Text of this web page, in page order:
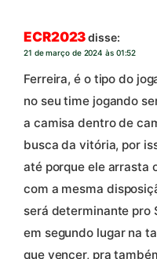
ECR2023disse:
21 de março de 2024 às 01:52
Ferreira, é o tipo do
no seu time jogando
a camisa dentro de
busca da vitória, por
até porque ele arrasta
com a mesma
será determinante pro
em segundo lugar na
que vencer, pra